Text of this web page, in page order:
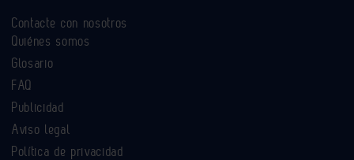
Contacte con nosotros
Quiénes somos
Glosario
FAQ
Publicidad
Aviso legal
Política de privacidad